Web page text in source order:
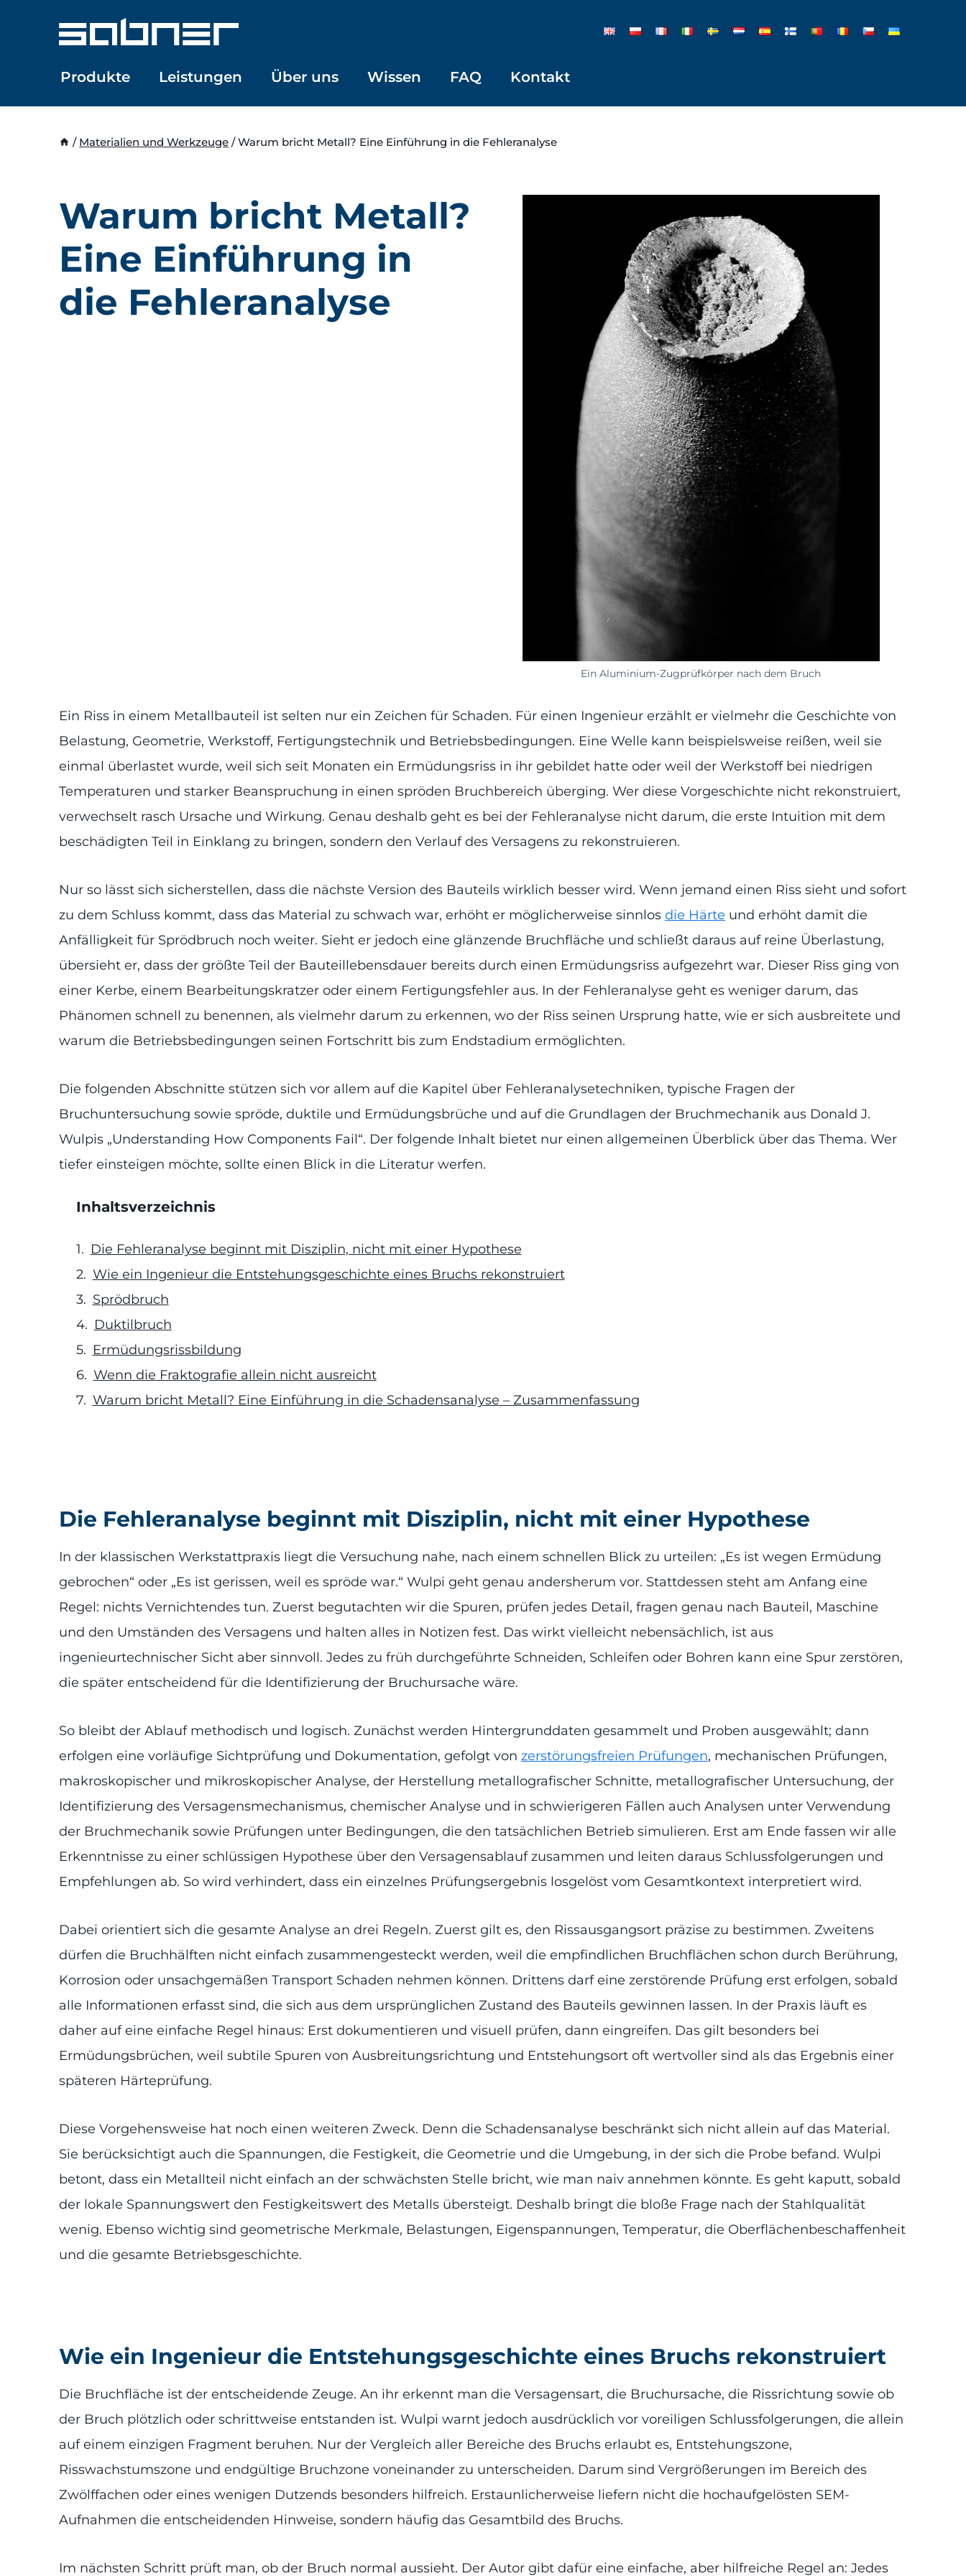
Produkte Leistungen Über uns Wissen FAQ Kontakt
/ Materialien und Werkzeuge / Warum bricht Metall? Eine Einführung in die Fehleranalyse
Warum bricht Metall?
Eine Einführung in
die Fehleranalyse
Ein Aluminium-Zugprüfkörper nach dem Bruch
Ein Riss in einem Metallbauteil ist selten nur ein Zeichen für Schaden. Für einen Ingenieur erzählt er vielmehr die Geschichte von
Belastung, Geometrie, Werkstoff, Fertigungstechnik und Betriebsbedingungen. Eine Welle kann beispielsweise reißen, weil sie
einmal überlastet wurde, weil sich seit Monaten ein Ermüdungsriss in ihr gebildet hatte oder weil der Werkstoff bei niedrigen
Temperaturen und starker Beanspruchung in einen spröden Bruchbereich überging. Wer diese Vorgeschichte nicht rekonstruiert,
verwechselt rasch Ursache und Wirkung. Genau deshalb geht es bei der Fehleranalyse nicht darum, die erste Intuition mit dem
beschädigten Teil in Einklang zu bringen, sondern den Verlauf des Versagens zu rekonstruieren.
Nur so lässt sich sicherstellen, dass die nächste Version des Bauteils wirklich besser wird. Wenn jemand einen Riss sieht und sofort
zu dem Schluss kommt, dass das Material zu schwach war, erhöht er möglicherweise sinnlos die Härte und erhöht damit die
Anfälligkeit für Sprödbruch noch weiter. Sieht er jedoch eine glänzende Bruchfläche und schließt daraus auf reine Überlastung,
übersieht er, dass der größte Teil der Bauteillebensdauer bereits durch einen Ermüdungsriss aufgezehrt war. Dieser Riss ging von
einer Kerbe, einem Bearbeitungskratzer oder einem Fertigungsfehler aus. In der Fehleranalyse geht es weniger darum, das
Phänomen schnell zu benennen, als vielmehr darum zu erkennen, wo der Riss seinen Ursprung hatte, wie er sich ausbreitete und
warum die Betriebsbedingungen seinen Fortschritt bis zum Endstadium ermöglichten.
Die folgenden Abschnitte stützen sich vor allem auf die Kapitel über Fehleranalysetechniken, typische Fragen der
Bruchuntersuchung sowie spröde, duktile und Ermüdungsbrüche und auf die Grundlagen der Bruchmechanik aus Donald J.
Wulpis „Understanding How Components Fail“. Der folgende Inhalt bietet nur einen allgemeinen Überblick über das Thema. Wer
tiefer einsteigen möchte, sollte einen Blick in die Literatur werfen.
Inhaltsverzeichnis
Die Fehleranalyse beginnt mit Disziplin, nicht mit einer Hypothese
Wie ein Ingenieur die Entstehungsgeschichte eines Bruchs rekonstruiert
Sprödbruch
Duktilbruch
Ermüdungsrissbildung
Wenn die Fraktografie allein nicht ausreicht
Warum bricht Metall? Eine Einführung in die Schadensanalyse – Zusammenfassung
Die Fehleranalyse beginnt mit Disziplin, nicht mit einer Hypothese
In der klassischen Werkstattpraxis liegt die Versuchung nahe, nach einem schnellen Blick zu urteilen: „Es ist wegen Ermüdung
gebrochen“ oder „Es ist gerissen, weil es spröde war.“ Wulpi geht genau andersherum vor. Stattdessen steht am Anfang eine
Regel: nichts Vernichtendes tun. Zuerst begutachten wir die Spuren, prüfen jedes Detail, fragen genau nach Bauteil, Maschine
und den Umständen des Versagens und halten alles in Notizen fest. Das wirkt vielleicht nebensächlich, ist aus
ingenieurtechnischer Sicht aber sinnvoll. Jedes zu früh durchgeführte Schneiden, Schleifen oder Bohren kann eine Spur zerstören,
die später entscheidend für die Identifizierung der Bruchursache wäre.
So bleibt der Ablauf methodisch und logisch. Zunächst werden Hintergrunddaten gesammelt und Proben ausgewählt; dann
erfolgen eine vorläufige Sichtprüfung und Dokumentation, gefolgt von zerstörungsfreien Prüfungen, mechanischen Prüfungen,
makroskopischer und mikroskopischer Analyse, der Herstellung metallografischer Schnitte, metallografischer Untersuchung, der
Identifizierung des Versagensmechanismus, chemischer Analyse und in schwierigeren Fällen auch Analysen unter Verwendung
der Bruchmechanik sowie Prüfungen unter Bedingungen, die den tatsächlichen Betrieb simulieren. Erst am Ende fassen wir alle
Erkenntnisse zu einer schlüssigen Hypothese über den Versagensablauf zusammen und leiten daraus Schlussfolgerungen und
Empfehlungen ab. So wird verhindert, dass ein einzelnes Prüfungsergebnis losgelöst vom Gesamtkontext interpretiert wird.
Dabei orientiert sich die gesamte Analyse an drei Regeln. Zuerst gilt es, den Rissausgangsort präzise zu bestimmen. Zweitens
dürfen die Bruchhälften nicht einfach zusammengesteckt werden, weil die empfindlichen Bruchflächen schon durch Berührung,
Korrosion oder unsachgemäßen Transport Schaden nehmen können. Drittens darf eine zerstörende Prüfung erst erfolgen, sobald
alle Informationen erfasst sind, die sich aus dem ursprünglichen Zustand des Bauteils gewinnen lassen. In der Praxis läuft es
daher auf eine einfache Regel hinaus: Erst dokumentieren und visuell prüfen, dann eingreifen. Das gilt besonders bei
Ermüdungsbrüchen, weil subtile Spuren von Ausbreitungsrichtung und Entstehungsort oft wertvoller sind als das Ergebnis einer
späteren Härteprüfung.
Diese Vorgehensweise hat noch einen weiteren Zweck. Denn die Schadensanalyse beschränkt sich nicht allein auf das Material.
Sie berücksichtigt auch die Spannungen, die Festigkeit, die Geometrie und die Umgebung, in der sich die Probe befand. Wulpi
betont, dass ein Metallteil nicht einfach an der schwächsten Stelle bricht, wie man naiv annehmen könnte. Es geht kaputt, sobald
der lokale Spannungswert den Festigkeitswert des Metalls übersteigt. Deshalb bringt die bloße Frage nach der Stahlqualität
wenig. Ebenso wichtig sind geometrische Merkmale, Belastungen, Eigenspannungen, Temperatur, die Oberflächenbeschaffenheit
und die gesamte Betriebsgeschichte.
Wie ein Ingenieur die Entstehungsgeschichte eines Bruchs rekonstruiert
Die Bruchfläche ist der entscheidende Zeuge. An ihr erkennt man die Versagensart, die Bruchursache, die Rissrichtung sowie ob
der Bruch plötzlich oder schrittweise entstanden ist. Wulpi warnt jedoch ausdrücklich vor voreiligen Schlussfolgerungen, die allein
auf einem einzigen Fragment beruhen. Nur der Vergleich aller Bereiche des Bruchs erlaubt es, Entstehungszone,
Risswachstumszone und endgültige Bruchzone voneinander zu unterscheiden. Darum sind Vergrößerungen im Bereich des
Zwölffachen oder eines wenigen Dutzends besonders hilfreich. Erstaunlicherweise liefern nicht die hochaufgelösten SEM-
Aufnahmen die entscheidenden Hinweise, sondern häufig das Gesamtbild des Bruchs.
Im nächsten Schritt prüft man, ob der Bruch normal aussieht. Der Autor gibt dafür eine einfache, aber hilfreiche Regel an: Jedes